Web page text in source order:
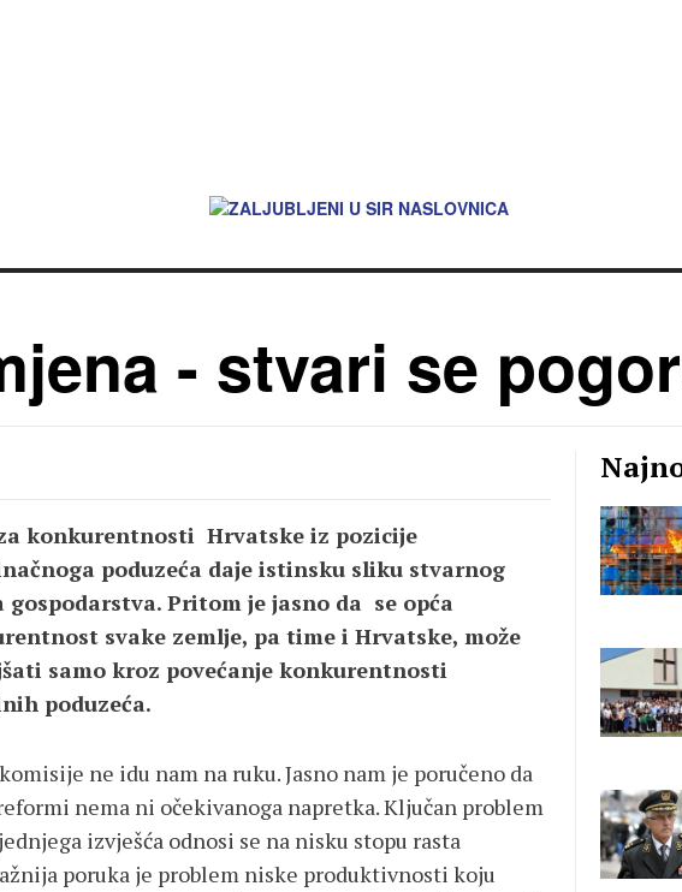
- stvari se
konkurentnosti Hrvatske iz pozicije
poduzeća daje istinsku sliku stvarnog
gospodarstva. Pritom je jasno da se opća
svake zemlje, pa time i Hrvatske, može
samo kroz povećanje konkurentnosti
poduzeća.
ne idu nam na ruku. Jasno nam je poručeno da
nema ni očekivanoga napretka. Ključan problem
izvješća odnosi se na nisku stopu rasta
poruka je problem niske produktivnosti koju